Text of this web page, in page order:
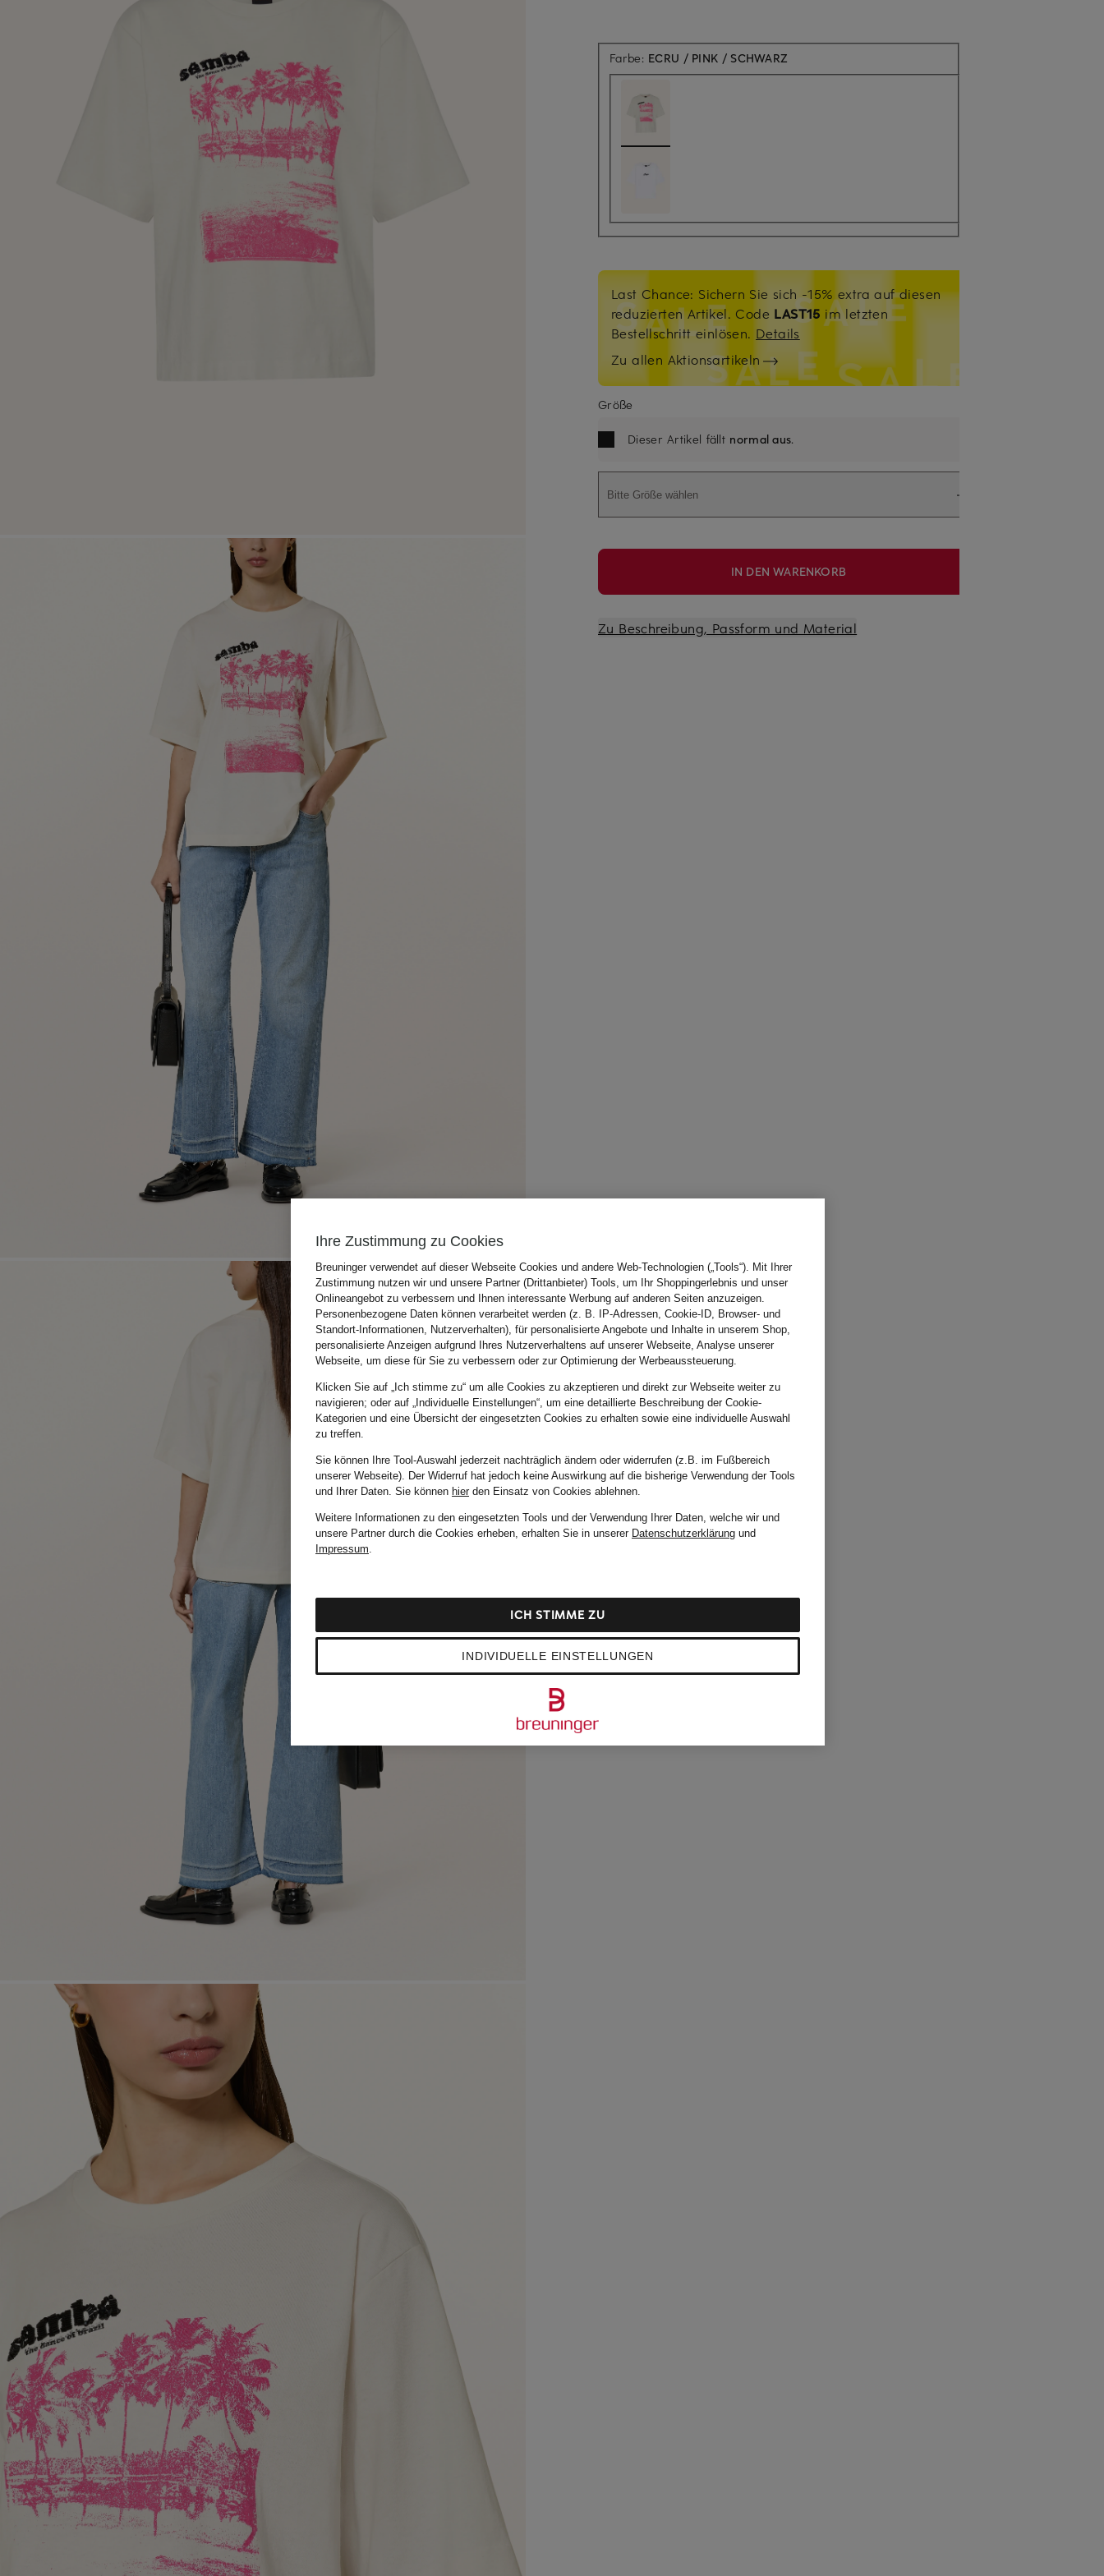
Farbe: ECRU / PINK / SCHWARZ
Last Chance: Sichern Sie sich -15% extra auf diesen
reduzierten Artikel. Code LAST15 im letzten
Bestellschritt einlösen. Details
Zu allen Aktionsartikeln
Größe
Dieser Artikel fällt normal aus.
Bitte Größe wählen
IN DEN WARENKORB
Zu Beschreibung, Passform und Material
Ihre Zustimmung zu Cookies
Breuninger verwendet auf dieser Webseite Cookies und andere Web-Technologien („Tools“). Mit Ihrer
Zustimmung nutzen wir und unsere Partner (Drittanbieter) Tools, um Ihr Shoppingerlebnis und unser
Onlineangebot zu verbessern und Ihnen interessante Werbung auf anderen Seiten anzuzeigen.
Personenbezogene Daten können verarbeitet werden (z. B. IP-Adressen, Cookie-ID, Browser- und
Standort-Informationen, Nutzerverhalten), für personalisierte Angebote und Inhalte in unserem Shop,
personalisierte Anzeigen aufgrund Ihres Nutzerverhaltens auf unserer Webseite, Analyse unserer
Webseite, um diese für Sie zu verbessern oder zur Optimierung der Werbeaussteuerung.
Klicken Sie auf „Ich stimme zu“ um alle Cookies zu akzeptieren und direkt zur Webseite weiter zu
navigieren; oder auf „Individuelle Einstellungen“, um eine detaillierte Beschreibung der Cookie-
Kategorien und eine Übersicht der eingesetzten Cookies zu erhalten sowie eine individuelle Auswahl
zu treffen.
Sie können Ihre Tool-Auswahl jederzeit nachträglich ändern oder widerrufen (z.B. im Fußbereich
unserer Webseite). Der Widerruf hat jedoch keine Auswirkung auf die bisherige Verwendung der Tools
und Ihrer Daten. Sie können hierden Einsatz von Cookies ablehnen.
Weitere Informationen zu den eingesetzten Tools und der Verwendung Ihrer Daten, welche wir und
unsere Partner durch die Cookies erheben, erhalten Sie in unserer Datenschutzerklärung und
Impressum.
INDIVIDUELLE EINSTELLUNGEN
ICH STIMME ZU